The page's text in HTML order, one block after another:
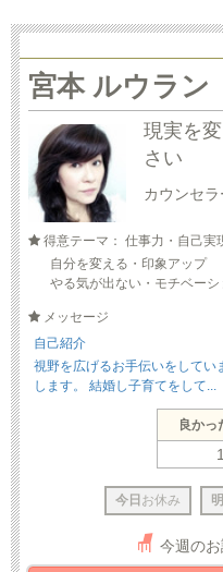
宮本 ルウラン
現実を
さい
カウンセラ
得意テーマ： 仕事力・自己実
自分を変える・印象アップ
やる気が出ない・モチベー
メッセージ
自己紹介
視野を広げるお手伝いをしてい
します。 結婚し子育てをして...
良かっ
今日 お休み
今週の